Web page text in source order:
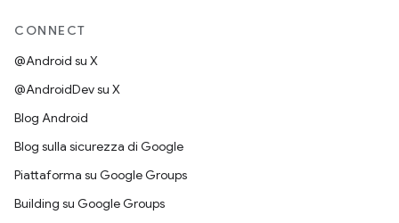
CONNECT
@Android su X
@AndroidDev su X
Blog Android
Blog sulla sicurezza di Google
Piattaforma su Google Groups
Building su Google Groups